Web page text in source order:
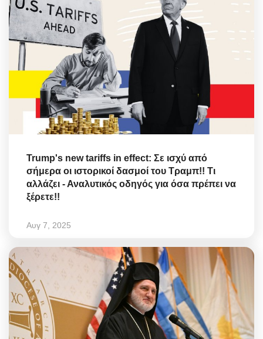
Trump's new tariffs in effect: Σε ισχύ από
σήμερα οι ιστορικοί δασμοί του Τραμπ!! Τι
αλλάζει - Αναλυτικός οδηγός για όσα πρέπει να
ξέρετε!!
Αυγ 7, 2025